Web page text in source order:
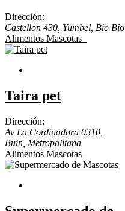
Dirección:
Castellon 430, Yumbel, Bio Bio
Alimentos Mascotas
Taira pet
Dirección:
Av La Cordinadora 0310,
Buin Metropolitana
Alimentos Mascotas